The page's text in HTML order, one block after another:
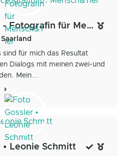
Katja Henkel - Fotografin für Mensch&Tier
sind für mich das Resultat
Dialogs mit meinen zwei-und
Mein...
• Leonie Schmitt